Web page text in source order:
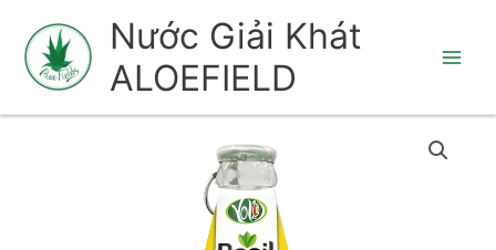
Nước Giải Khát
ALOEFIELD